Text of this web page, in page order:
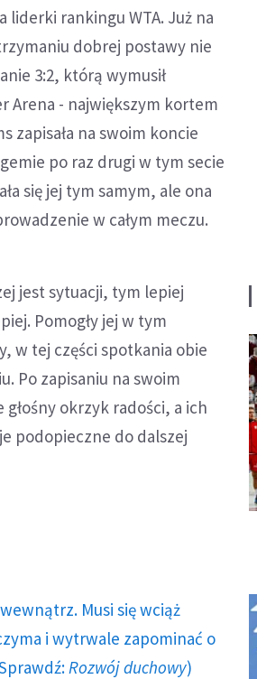
liderki rankingu WTA. Już na
dobrej postawy nie
3:2, którą wymusił
Arena - największym kortem
zapisała na swoim koncie
po raz drugi w tym secie
się jej tym samym, ale ona
w całym meczu.
jest sytuacji, tym lepiej
Pomogły jej w tym
w tej części spotkania obie
Po zapisaniu na swoim
okrzyk radości, a ich
podopieczne do dalszej
Musi się wciąż
i wytrwale zapominać o
Rozwój duchowy)